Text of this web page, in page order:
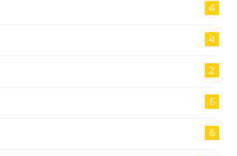
4
4
2
6
6